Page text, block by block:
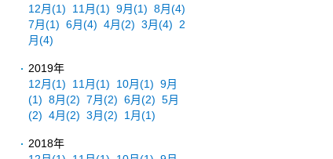
12月(1) 11月(1) 9月(1) 8月(4)
7月(1) 6月(4) 4月(2) 3月(4)
2
月(4)
2019年
12月(1) 11月(1) 10月(1) 9月
(1) 8月(2) 7月(2) 6月(2) 5月
(2) 4月(2) 3月(2) 1月(1)
2018年